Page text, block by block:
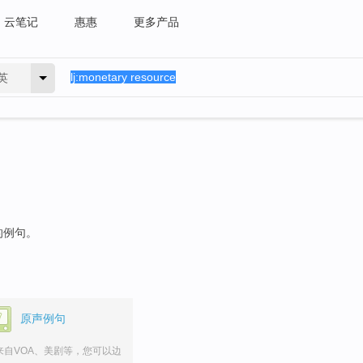
云笔记 惠惠 更多产品
句。
原声例句
自VOA、美剧等，您可以边